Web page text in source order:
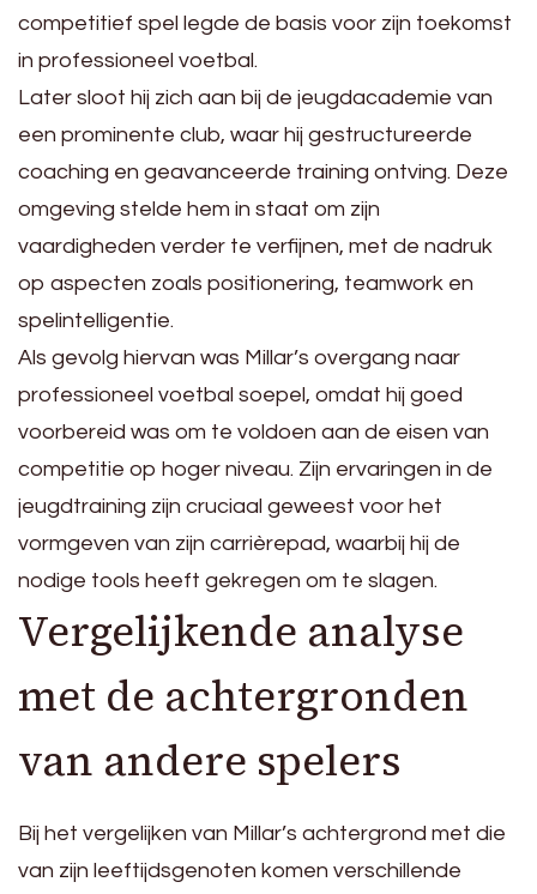
competitief spel legde de basis voor zijn toekomst
in professioneel voetbal.
Later sloot hij zich aan bij de jeugdacademie van
een prominente club, waar hij gestructureerde
coaching en geavanceerde training ontving. Deze
omgeving stelde hem in staat om zijn
vaardigheden verder te verfijnen, met de nadruk
op aspecten zoals positionering, teamwork en
spelintelligentie.
Als gevolg hiervan was Millar’s overgang naar
professioneel voetbal soepel, omdat hij goed
voorbereid was om te voldoen aan de eisen van
competitie op hoger niveau. Zijn ervaringen in de
jeugdtraining zijn cruciaal geweest voor het
vormgeven van zijn carrièrepad, waarbij hij de
nodige tools heeft gekregen om te slagen.
Vergelijkende analyse
met de achtergronden
van andere spelers
Bij het vergelijken van Millar’s achtergrond met die
van zijn leeftijdsgenoten komen verschillende